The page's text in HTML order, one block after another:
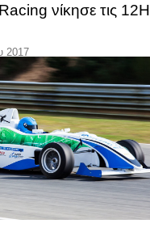
νίκησε τις 12H
2017